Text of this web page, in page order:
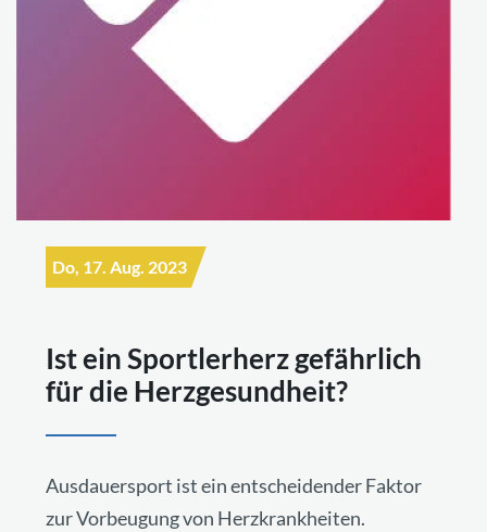
Do, 17. Aug. 2023
Ist ein Sportlerherz gefährlich
für die Herzgesundheit?
Ausdauersport ist ein entscheidender Faktor
zur Vorbeugung von Herzkrankheiten.